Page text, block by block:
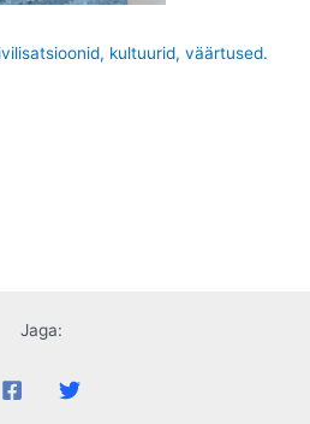
kultuurid, väärtused.
Jaga: